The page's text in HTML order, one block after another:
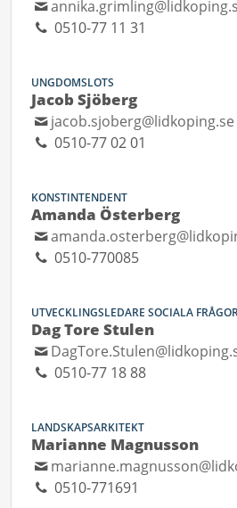
0510-77 11 31
UNGDOMSLOTS
Jacob Sjöberg
jacob.sjoberg@lidkoping.se
0510-77 02 01
KONSTINTENDENT
Amanda Österberg
0510-770085
UTVECKLINGSLEDARE SOCIALA
Dag Tore Stulen
0510-77 18 88
LANDSKAPSARKITEKT
Marianne Magnusson
0510-771691